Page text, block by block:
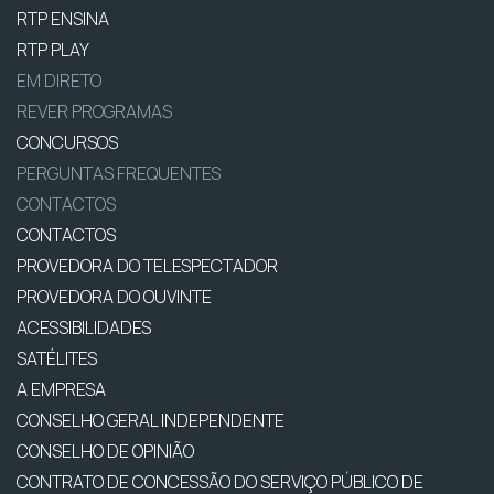
RTP ENSINA
RTP PLAY
EM DIRETO
REVER PROGRAMAS
CONCURSOS
PERGUNTAS FREQUENTES
CONTACTOS
CONTACTOS
PROVEDORA DO TELESPECTADOR
PROVEDORA DO OUVINTE
ACESSIBILIDADES
SATÉLITES
A EMPRESA
CONSELHO GERAL INDEPENDENTE
CONSELHO DE OPINIÃO
CONTRATO DE CONCESSÃO DO SERVIÇO PÚBLICO DE